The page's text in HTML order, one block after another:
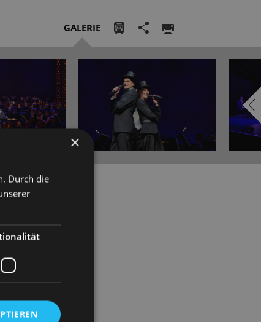
GALERIE
Kultur
als Songwriter in
klassischem
Gershwins
ausgiebigen
Operettengrößen
– eine
×
Durch die